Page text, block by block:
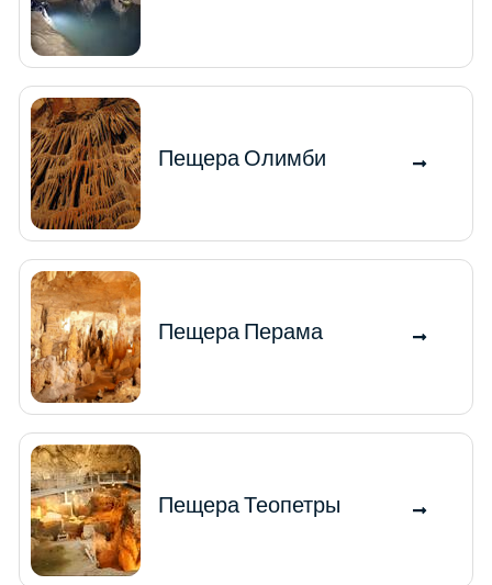
Пещера Олимби
Пещера Перама
Пещера Теопетры